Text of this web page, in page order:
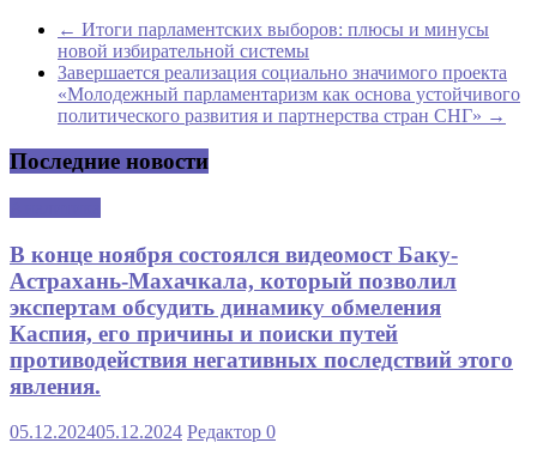
← Итоги парламентских выборов: плюсы и минусы
новой избирательной системы
Завершается реализация социально значимого проекта
«Молодежный парламентаризм как основа устойчивого
политического развития и партнерства стран СНГ» →
Последние новости
В конце ноября состоялся видеомост Баку-
Астрахань-Махачкала, который позволил
экспертам обсудить динамику обмеления
Каспия, его причины и поиски путей
противодействия негативных последствий этого
явления.
05.12.202405.12.2024 Редактор 0